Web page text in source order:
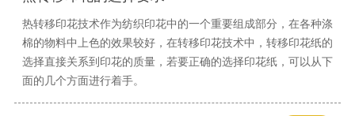
热转移印花技术作为纺织印花中的一个重要组成部分，在各种涤
棉的物料中上色的效果较好，在转移印花技术中，转移印花纸的
选择直接关系到印花的质量，若要正确的选择印花纸，可以从下
面的几个方面进行着手。